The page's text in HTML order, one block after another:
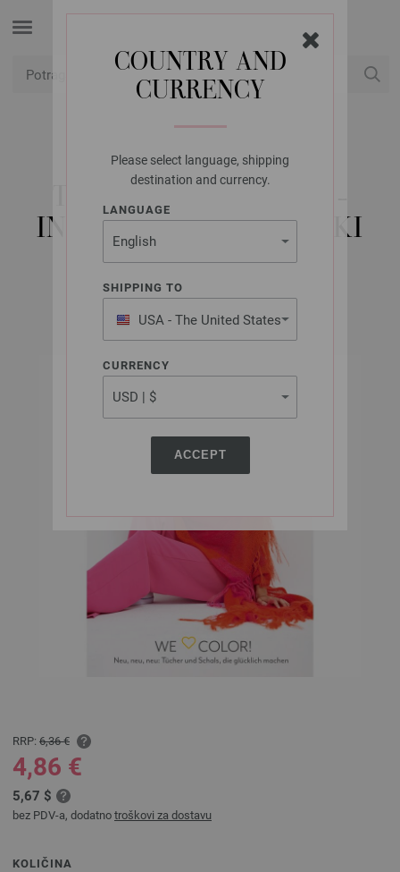
COUNTRY AND
CURRENCY
Please select language, shipping
destination and currency.
LANGUAGE
SHIPPING TO
USA - The United States
of America
CURRENCY
ACCEPT
LANA GROSSA
TÜCHER & CO. NO. 5 -
INSTRUKCIJE ENGLESKI
Septembar 2021
RRP: 6,36 €
4,86 €
5,67 $
bez PDV-a, dodatno troškovi za dostavu
KOLIČINA